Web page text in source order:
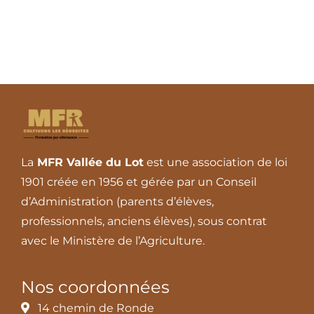
La MFR Vallée du Lotest une association de loi
1901 créée en 1956 et gérée par un Conseil
d’Administration (parents d’élèves,
professionnels, anciens élèves), sous contrat
avec le Ministère de l’Agriculture.
Nos coordonnées
14 chemin de Ronde